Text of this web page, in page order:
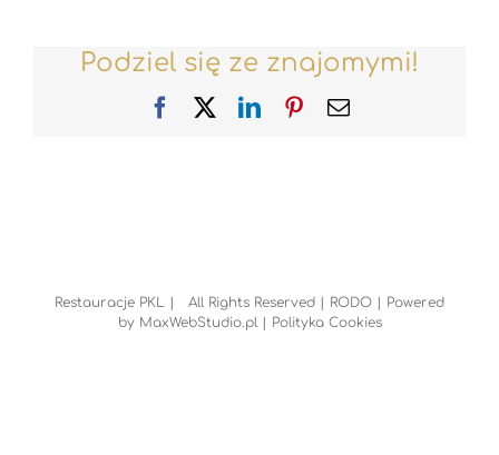
Podziel się ze znajomymi!
FacebookLinkedInPinterest
Email
Restauracje PKL | All Rights Reserved | RODO | Powered
by MaxWebStudio.pl| Polityka Cookies